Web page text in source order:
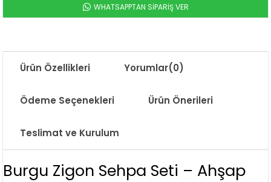
WHATSAPPTAN SİPARİŞ VER
Ürün Özellikleri Yorumlar(0)
Ödeme Seçenekleri Ürün Önerileri
Teslimat ve Kurulum
Burgu Zigon Sehpa Seti – Ahşap